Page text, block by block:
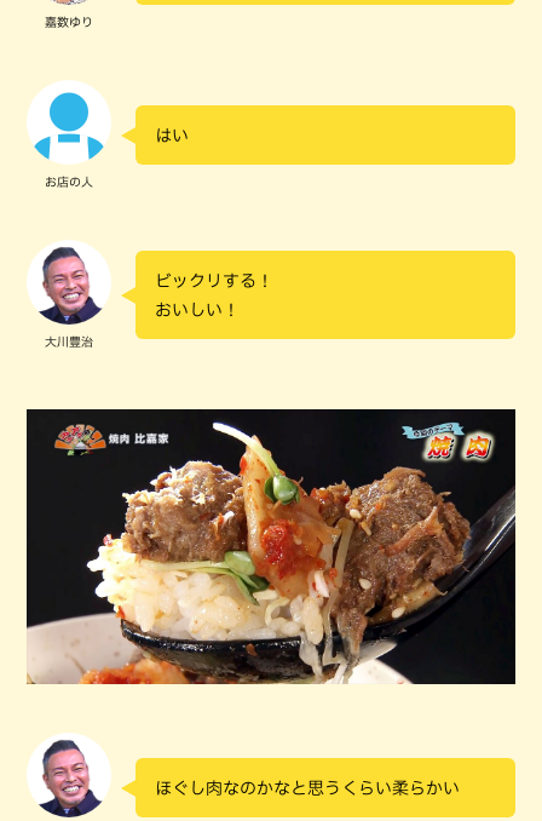
嘉数ゆり
お店の人
はい
大川豊治
ビックリする！
おいしい！
ほぐし肉なのかなと思うくらい柔らかい